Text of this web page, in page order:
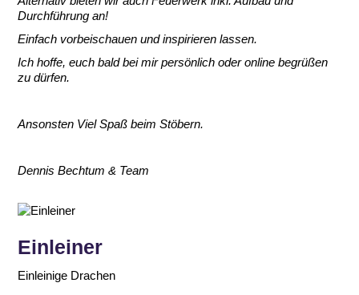
Durchführung an!
Einfach vorbeischauen und inspirieren lassen.
Ich hoffe, euch bald bei mir persönlich oder online begrüßen
zu dürfen.
Ansonsten Viel Spaß beim Stöbern.
Dennis Bechtum & Team
Einleiner
Einleinige Drachen